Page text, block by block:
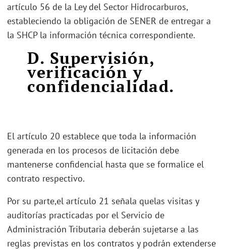
artículo 56 de la Ley del Sector Hidrocarburos,
estableciendo la obligación de SENER de entregar a
la SHCP la información técnica correspondiente.
D. Supervisión,
verificación y
confidencialidad.
El artículo 20 establece que toda la información
generada en los procesos de licitación debe
mantenerse confidencial hasta que se formalice el
contrato respectivo.
Por su parte,el artículo 21 señala quelas visitas y
auditorías practicadas por el Servicio de
Administración Tributaria deberán sujetarse a las
reglas previstas en los contratos y podrán extenderse